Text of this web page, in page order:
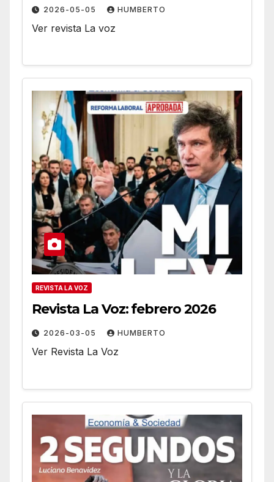
2026-05-05 HUMBERTO
Ver revista La voz
REVISTA LA VOZ
Revista La Voz: febrero 2026
2026-03-05 HUMBERTO
Ver Revista La Voz